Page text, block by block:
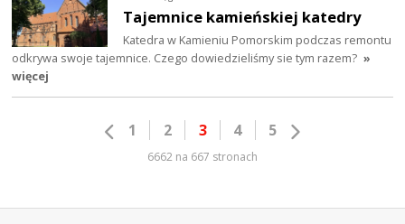
Tajemnice kamieńskiej katedry
Katedra w Kamieniu Pomorskim podczas remontu
odkrywa swoje tajemnice. Czego dowiedzieliśmy sie tym razem? »
więcej
1 2 3 4 5
6662 na 667 stronach